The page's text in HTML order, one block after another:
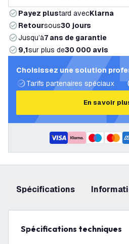
Payez plustard avecKlarna
Retoursous30 jours
Jusqu’à7 ans de garantie
9,1sur plus de30 000 avis
Choisissez une solution
Tarifs partenaires spéciaux
En savoir
Spécifications
Spécifications techniques